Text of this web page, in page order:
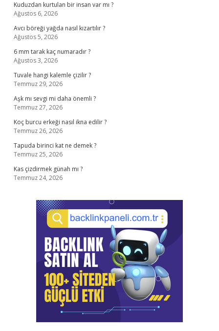
Kuduzdan kurtulan bir insan var mı ?
Ağustos 6, 2026
Avcı böreği yağda nasıl kızartılır ?
Ağustos 5, 2026
6 mm tarak kaç numaradır ?
Ağustos 3, 2026
Tuvale hangi kalemle çizilir ?
Temmuz 29, 2026
Aşk mı sevgi mi daha önemli ?
Temmuz 27, 2026
Koç burcu erkeği nasıl ikna edilir ?
Temmuz 26, 2026
Tapuda birinci kat ne demek ?
Temmuz 25, 2026
Kas çizdirmek günah mı ?
Temmuz 24, 2026